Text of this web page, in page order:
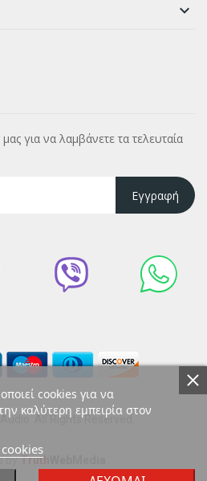

για να λαμβάνετε τα τελευταία
Εγγραφή
All Rights Reserved.
byTruth
cookies για να
καλύτερη εμπειρία στον